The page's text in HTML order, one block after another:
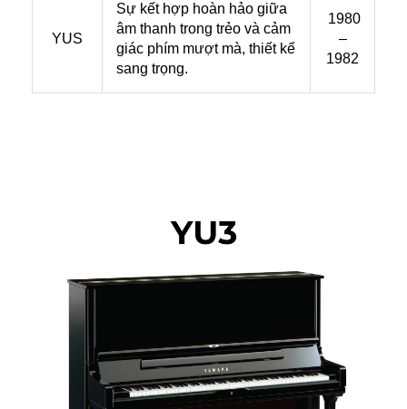
YUS
Sự kết hợp hoàn hảo giữa
âm thanh trong trẻo và cảm
giác phím mượt mà, thiết kế
sang trọng.
1980
–
1982